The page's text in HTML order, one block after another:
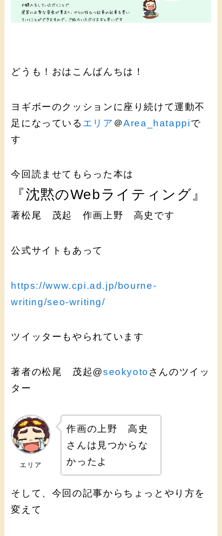
どうも！おはこんばんちは！
ヨギボーのクッションに座り続けて運動不
足になっている エリア ＠Area_hatappiで
す
今回読ませてもらった本は
『沈黙のWebライティング』
著松尾 茂起 作画上野 高史です
公式サイトもあって
https://www.cpi.ad.jp/bourne-
writing/seo-writing/
ツイッターもやられています
著者の松尾 茂起@seokyoto さんのツイッ
ター
エリア
作画の上野 高史
さんは見つからな
かったよ
そして、今回の記事からちょっとやり方を
変えて